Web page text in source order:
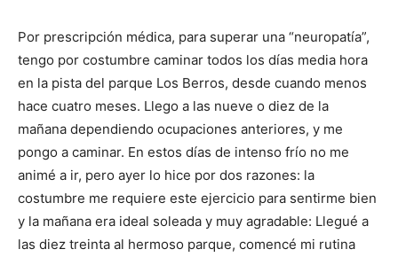
Por prescripción médica, para superar una “neuropatía”,
tengo por costumbre caminar todos los días media hora
en la pista del parque Los Berros, desde cuando menos
hace cuatro meses. Llego a las nueve o diez de la
mañana dependiendo ocupaciones anteriores, y me
pongo a caminar. En estos días de intenso frío no me
animé a ir, pero ayer lo hice por dos razones: la
costumbre me requiere este ejercicio para sentirme bien
y la mañana era ideal soleada y muy agradable: Llegué a
las diez treinta al hermoso parque, comencé mi rutina